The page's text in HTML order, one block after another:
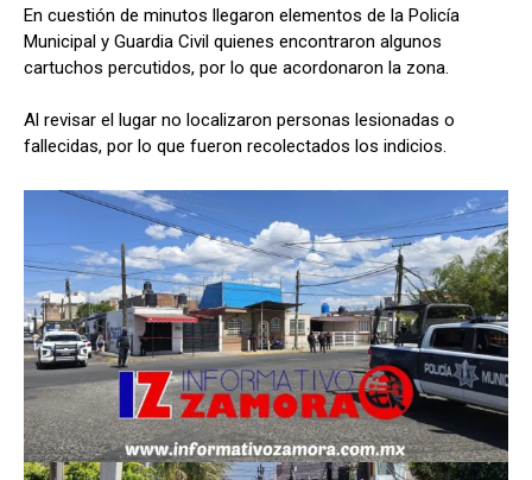
En cuestión de minutos llegaron elementos de la Policía
Municipal y Guardia Civil quienes encontraron algunos
cartuchos percutidos, por lo que acordonaron la zona.
Al revisar el lugar no localizaron personas lesionadas o
fallecidas, por lo que fueron recolectados los indicios.